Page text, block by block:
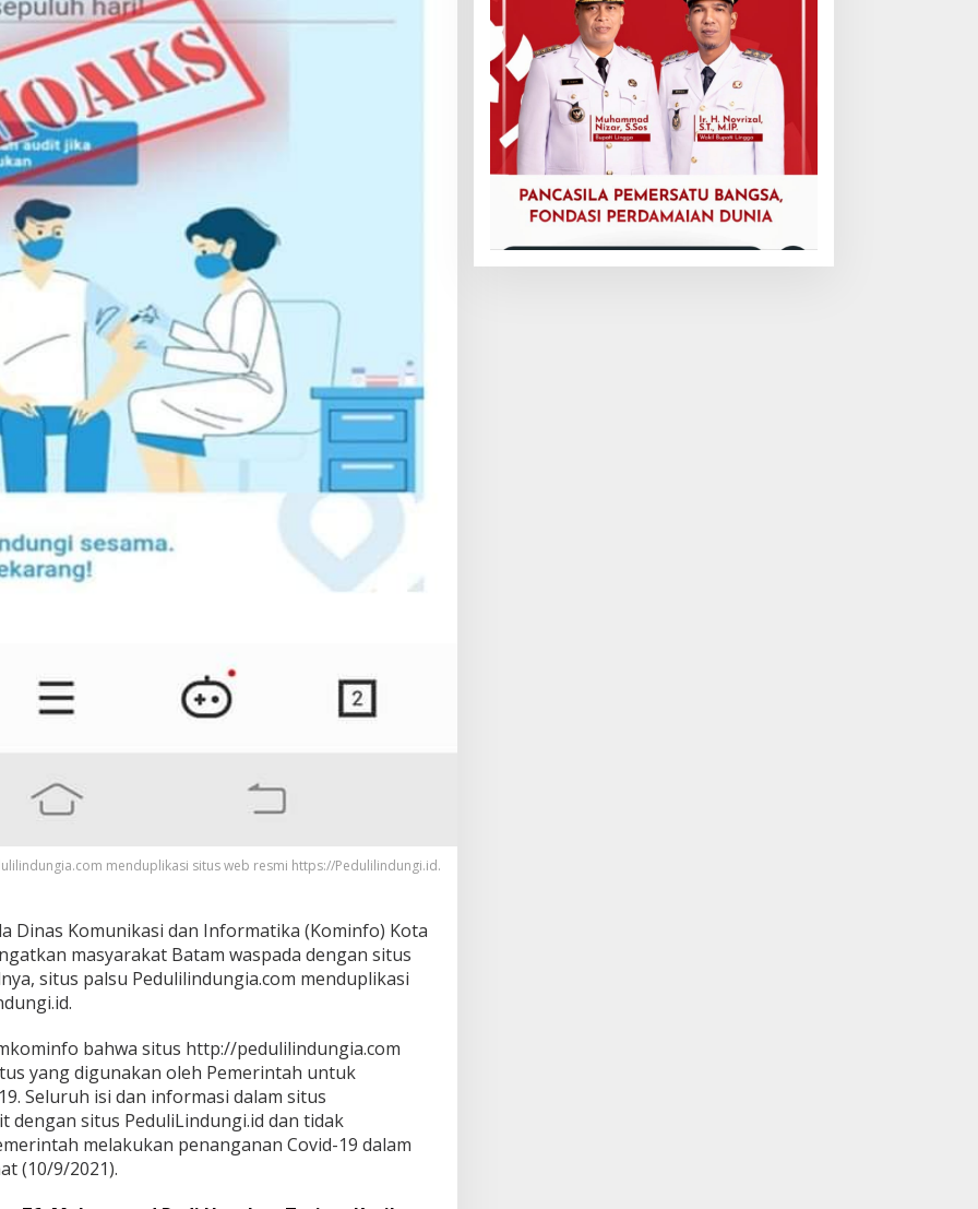
menduplikasi situs web resmi https://Pedulilindungi.id.
Dinas Komunikasi dan Informatika (Kominfo) Kota
masyarakat Batam waspada dengan situs
situs palsu Pedulilindungia.com menduplikasi
bahwa situs http://pedulilindungia.com
yang digunakan oleh Pemerintah untuk
Seluruh isi dan informasi dalam situs
dengan situs PeduliLindungi.id dan tidak
melakukan penanganan Covid-19 dalam
(10/9/2021).